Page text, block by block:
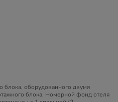
блока, оборудованного двумя
блока. Номерной фонд отеля